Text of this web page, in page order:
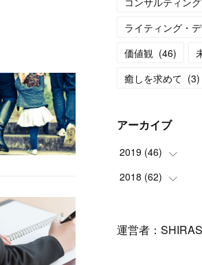
ライティング・
価値観 (46)
癒しを求めて (3)
アーカイブ
2019 (46)
(11
12)
2018 (62)
1 )
運営者：